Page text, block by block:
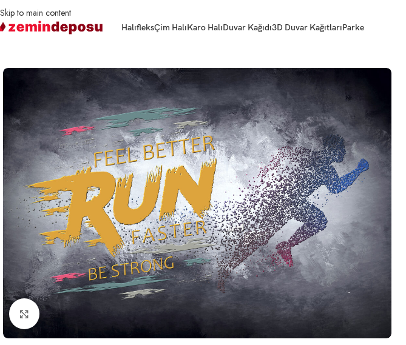
Skip to main content
HalıfleksÇim HalıKaro HalıDuvar Kağıdı3D Duvar KağıtlarıParke
Büyütmek için tıklayın